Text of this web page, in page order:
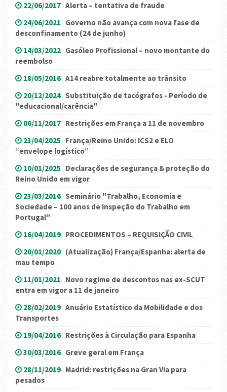
22/06/2017 Alerta – tentativa de fraude
24/06/2021 Governo não avança com nova fase de
desconfinamento (24 de junho)
14/03/2022 Gasóleo Profissional – novo montante do
reembolso
18/05/2016 A14 reabre totalmente ao trânsito
20/12/2024 Substituição de tacógrafos - Período de
"educacional/carência"
06/11/2017 Restrições em França a 11 de novembro
23/04/2025 França/Reino Unido: ICS2 e ELO
“envelope logístico”
10/01/2025 Declarações de segurança & proteção do
Reino Unido em vigor
23/03/2016 Seminário "Trabalho, Economia e
Sociedade – 100 anos de Inspeção do Trabalho em
Portugal"
16/04/2019 PROCEDIMENTOS – REQUISIÇÃO CIVIL
20/01/2020 (Atualização) França/Espanha: alerta de
mau tempo
11/01/2021 Novo regime de descontos nas ex-SCUT
entra em vigor a 11 de janeiro
28/02/2019 Anuário Estatístico da Mobilidade e dos
Transportes
19/04/2016 Restrições à Circulação para Espanha
30/03/2016 Greve geral em França
28/11/2019 Madrid: restrições na Gran Via para
pesados